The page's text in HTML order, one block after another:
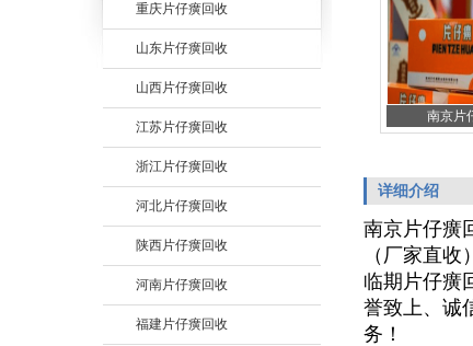
重庆片仔癀回收
山东片仔癀回收
山西片仔癀回收
江苏片仔癀回收
浙江片仔癀回收
河北片仔癀回收
陕西片仔癀回收
河南片仔癀回收
福建片仔癀回收
南京片
详细介绍
南京片仔癀
（厂家直
临期片仔癀
誉致上、诚
务！